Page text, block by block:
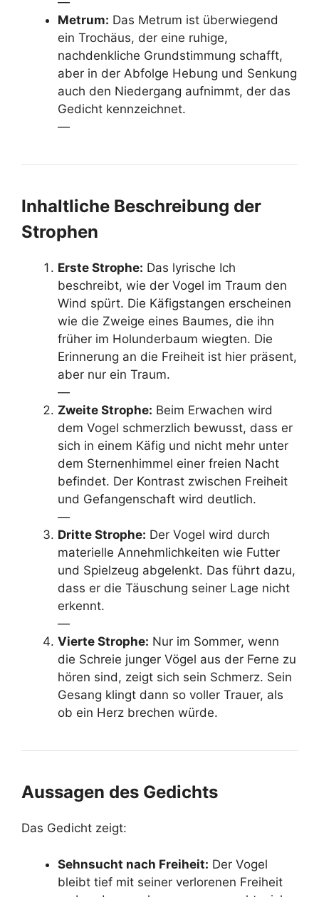
Metrum: Das Metrum ist überwiegend
ein Trochäus, der eine ruhige,
nachdenkliche Grundstimmung schafft,
aber in der Abfolge Hebung und Senkung
auch den Niedergang aufnimmt, der das
Gedicht kennzeichnet.
—
Inhaltliche Beschreibung der
Strophen
Erste Strophe: Das lyrische Ich
beschreibt, wie der Vogel im Traum den
Wind spürt. Die Käfigstangen erscheinen
wie die Zweige eines Baumes, die ihn
früher im Holunderbaum wiegten. Die
Erinnerung an die Freiheit ist hier präsent,
aber nur ein Traum.
—
Zweite Strophe: Beim Erwachen wird
dem Vogel schmerzlich bewusst, dass er
sich in einem Käfig und nicht mehr unter
dem Sternenhimmel einer freien Nacht
befindet. Der Kontrast zwischen Freiheit
und Gefangenschaft wird deutlich.
—
Dritte Strophe: Der Vogel wird durch
materielle Annehmlichkeiten wie Futter
und Spielzeug abgelenkt. Das führt dazu,
dass er die Täuschung seiner Lage nicht
erkennt.
—
Vierte Strophe: Nur im Sommer, wenn
die Schreie junger Vögel aus der Ferne zu
hören sind, zeigt sich sein Schmerz. Sein
Gesang klingt dann so voller Trauer, als
ob ein Herz brechen würde.
Aussagen des Gedichts
Das Gedicht zeigt:
Sehnsucht nach Freiheit: Der Vogel
bleibt tief mit seiner verlorenen Freiheit